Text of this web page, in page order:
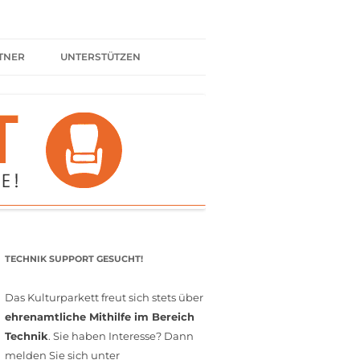
UNTERSTÜTZEN
SPENDEN
FÖRDERMITGLIED WERDEN
MITGLIEDSCHAFT
TECHNIK SUPPORT GESUCHT!
Das Kulturparkett freut sich stets über
ehrenamtliche Mithilfe im Bereich
Technik. Sie haben Interesse? Dann
melden Sie sich unter